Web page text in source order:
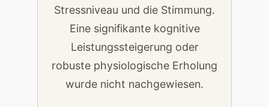
Stressniveau und die Stimmung.
Eine signifikante kognitive
Leistungssteigerung oder
robuste physiologische Erholung
wurde nicht nachgewiesen.